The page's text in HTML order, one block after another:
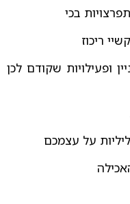
בכי
ריכוז
ופעילויות שקודם לכן
על עצמכם